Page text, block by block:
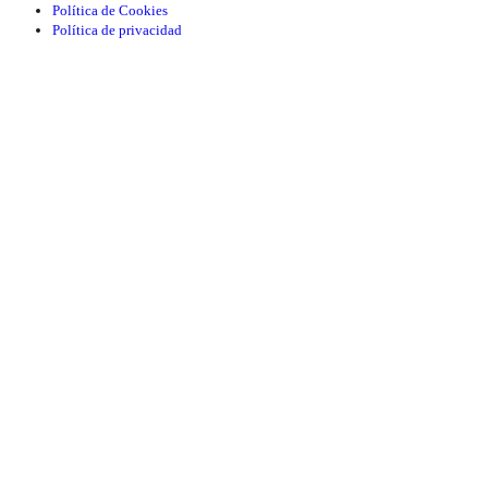
Política de Cookies
Política de privacidad